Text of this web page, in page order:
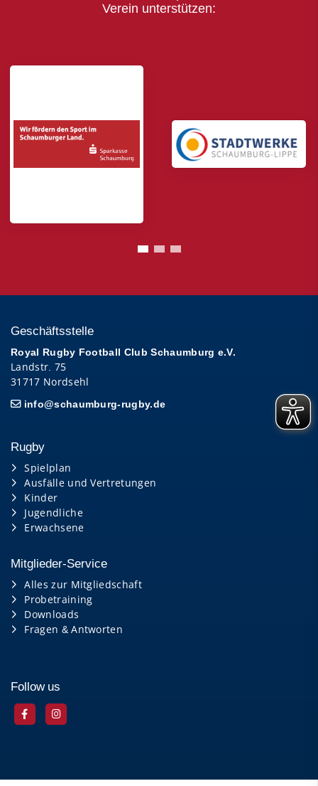
Verein unterstützen:
Geschäftsstelle
Royal Rugby Football Club Schaumburg e.V.
Landstr. 75
31717 Nordsehl
info@schaumburg-rugby.de
Rugby
Spielplan
Ausfälle und Vertretungen
Kinder
Jugendliche
Erwachsene
Mitglieder-Service
Alles zur Mitgliedschaft
Probetraining
Downloads
Fragen & Antworten
Follow us